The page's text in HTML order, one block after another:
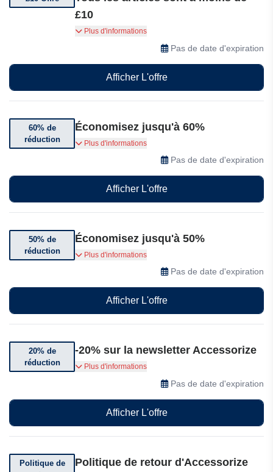
£10
Offre spéciale Accessorize à moins de £10
Plus d'informations
Pas de date d'expiration
Afficher L'offre
60% de
réduction
Économisez jusqu'à 60%
Bénéficiez jusqu'à 60% de réduction sur les
Plus d'informations
Pas de date d'expiration
Afficher L'offre
50% de
réduction
Économisez jusqu'à 50%
Bénéficiez de 50% de réduction sur une
sélection d'Accessorize
Plus d'informations
Pas de date d'expiration
Afficher L'offre
20% de
réduction
-20% sur la newsletter Accessorize
Abonnez-vous pour bénéficier de -20% sur votre
Plus d'informations
Pas de date d'expiration
Afficher L'offre
Politique de
Politique de retour d'Accessorize